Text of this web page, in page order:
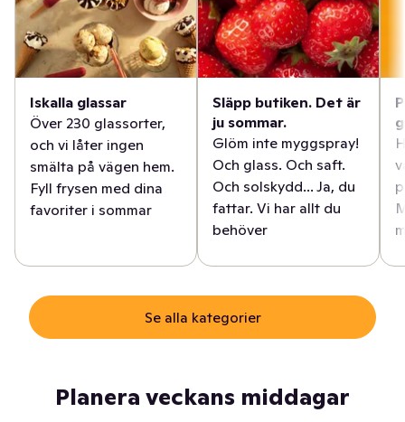
Iskalla glassar
Över 230 glassorter,
och vi låter ingen
smälta på vägen hem.
Fyll frysen med dina
favoriter i sommar
Släpp butiken. Det är
ju sommar.
Glöm inte myggspray!
Och glass. Och saft.
Och solskydd... Ja, du
fattar. Vi har allt du
behöver
Se alla kategorier
Planera veckans middagar